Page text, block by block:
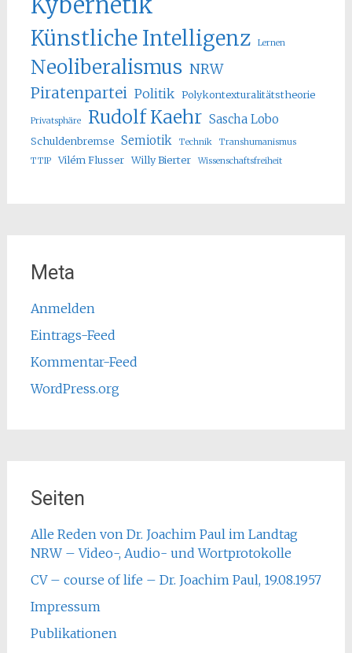
Künstliche Intelligenz Lernen
Neoliberalismus NRW
Piratenpartei Politik Polykontexturalitätstheorie
Privatsphäre Rudolf Kaehr Sascha Lobo
Schuldenbremse Semiotik Technik
Transhumanismus
TTIP
Vilém Flusser Willy Bierter Wissenschaftsfreiheit
Meta
Anmelden
Eintrags-Feed
Kommentar-Feed
WordPress.org
Seiten
Alle Reden von Dr. Joachim Paul im Landtag
NRW – Video-, Audio- und Wortprotokolle
CV – course of life – Dr. Joachim Paul, 19.08.1957
Impressum
Publikationen